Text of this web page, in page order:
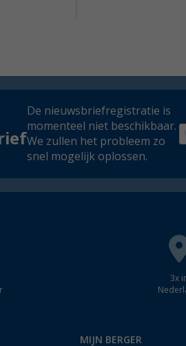
De nieuwsbriefregistratie is
momenteel niet beschikbaar.
We zullen het probleem zo
snel mogelijk oplossen.
3x
MIJN BERGER